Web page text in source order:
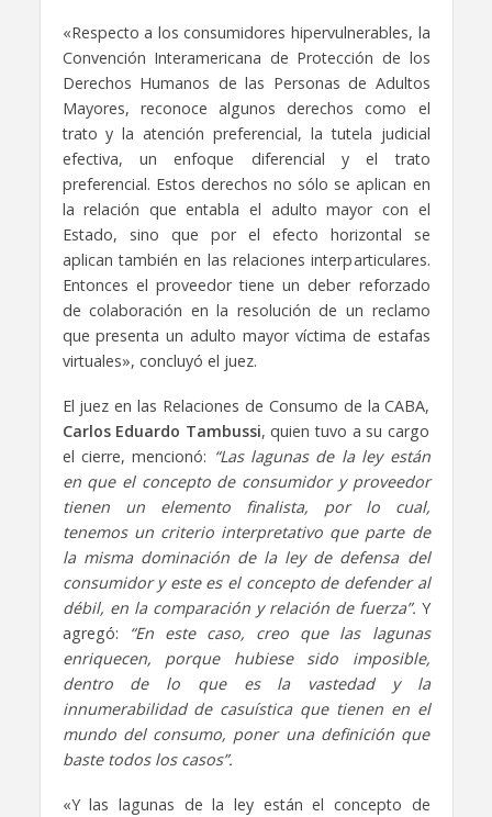
«Respecto a los consumidores hipervulnerables, la
Convención Interamericana de Protección de los
Derechos Humanos de las Personas de Adultos
Mayores, reconoce algunos derechos como el
trato y la atención preferencial, la tutela judicial
efectiva, un enfoque diferencial y el trato
preferencial. Estos derechos no sólo se aplican en
la relación que entabla el adulto mayor con el
Estado, sino que por el efecto horizontal se
aplican también en las relaciones interparticulares.
Entonces el proveedor tiene un deber reforzado
de colaboración en la resolución de un reclamo
que presenta un adulto mayor víctima de estafas
virtuales», concluyó el juez.
El juez en las Relaciones de Consumo de la CABA,
Carlos Eduardo Tambussi, quien tuvo a su cargo
el cierre, mencionó: “Las lagunas de la ley están
en que el concepto de consumidor y proveedor
tienen un elemento finalista, por lo cual,
tenemos un criterio interpretativo que parte de
la misma dominación de la ley de defensa del
consumidor y este es el concepto de defender al
débil, en la comparación y relación de fuerza”. Y
agregó:
“En este caso, creo que las lagunas
enriquecen, porque hubiese sido imposible,
dentro de lo que es la vastedad y la
innumerabilidad de casuística que tienen en el
mundo del consumo, poner una definición que
baste todos los casos”.
«Y las lagunas de la ley están el concepto de